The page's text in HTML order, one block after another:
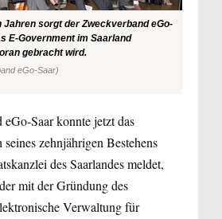
Jahren sorgt der Zweckverband eGo-
E-Government im Saarland
gebracht wird.
eGo-Saar)
Saar konnte jetzt das
zehnjährigen Bestehens
des Saarlandes meldet,
mit der Gründung des
Verwaltung für